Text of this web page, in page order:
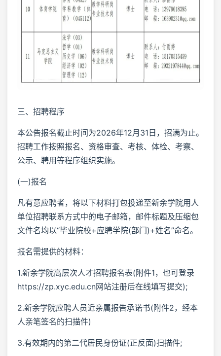
三、招聘程序
本公告报名截止时间为2026年12月31日，招满为止。
招聘工作按照报名、资格审查、考核、体检、考察、
公示、聘用等程序组织实施。
(一)报名
凡有意应聘者，将以下材料打包投递至新余学院用人
单位招聘联系方式中的电子邮箱，邮件标题及压缩包
文件名均以“毕业院校+应聘学院(部门)+姓名”命名。
报名需提供的材料：
1.新余学院高层次人才招聘报名表(附件1，也可登录
https://zp.xyc.edu.cn网站注册后在线填写提交);
2.新余学院应聘人员近亲属报告承诺书(附件2，经本
人亲笔签名的扫描件)
3.有效期内的第二代居民身份证(正反面)扫描件;